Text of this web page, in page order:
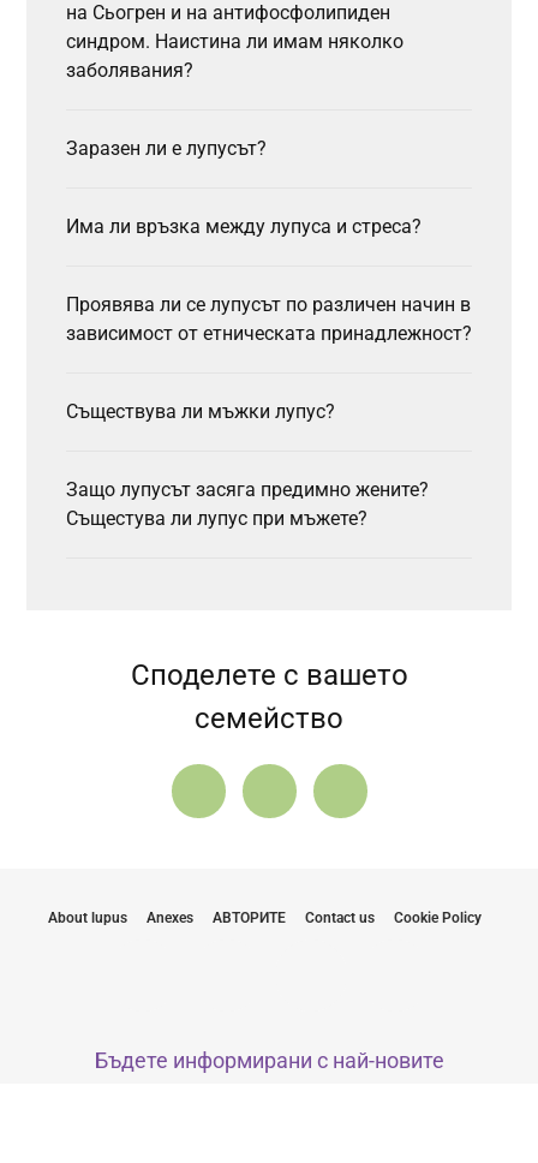
на Сьогрен и на антифосфолипиден
синдром. Наистина ли имам няколко
заболявания?
Заразен ли е лупусът?
Има ли връзка между лупуса и стреса?
Проявява ли се лупусът по различен начин в
зависимост от етническата принадлежност?
Съществува ли мъжки лупус?
Защо лупусът засяга предимно жените?
Същестува ли лупус при мъжете?
Споделете с вашето
семейство
About lupus Anexes АВТОРИТЕ Contact us Cookie Policy
Бъдете информирани с най-новите